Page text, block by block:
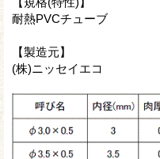
耐熱PVCチューブ
【製造元】
(株)ニッセイエコ